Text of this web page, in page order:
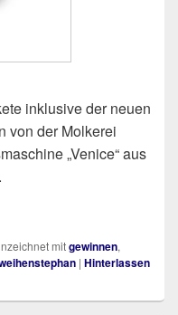
inklusive der neuen
von der Molkerei
„Venice“ aus
mitgewinnen,
| Hinterlassen